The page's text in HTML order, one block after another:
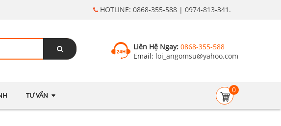
HOTLINE: 0868-355-588 | 0974-813-341.
Liên Hệ Ngay: 0868-355-588
Email: loi_angomsu@yahoo.com
TƯ VẤN
0